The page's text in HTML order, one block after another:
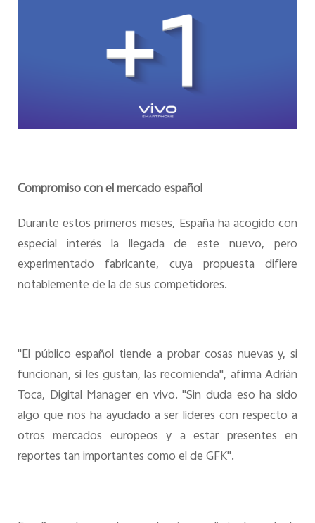
Compromiso con el mercado español
Durante estos primeros meses, España ha acogido con
especial interés la llegada de este nuevo, pero
experimentado fabricante, cuya propuesta difiere
notablemente de la de sus competidores.
"El público español tiende a probar cosas nuevas y, si
funcionan, si les gustan, las recomienda", afirma Adrián
Toca, Digital Manager en vivo. "Sin duda eso ha sido
algo que nos ha ayudado a ser líderes con respecto a
otros mercados europeos y a estar presentes en
reportes tan importantes como el de GFK".